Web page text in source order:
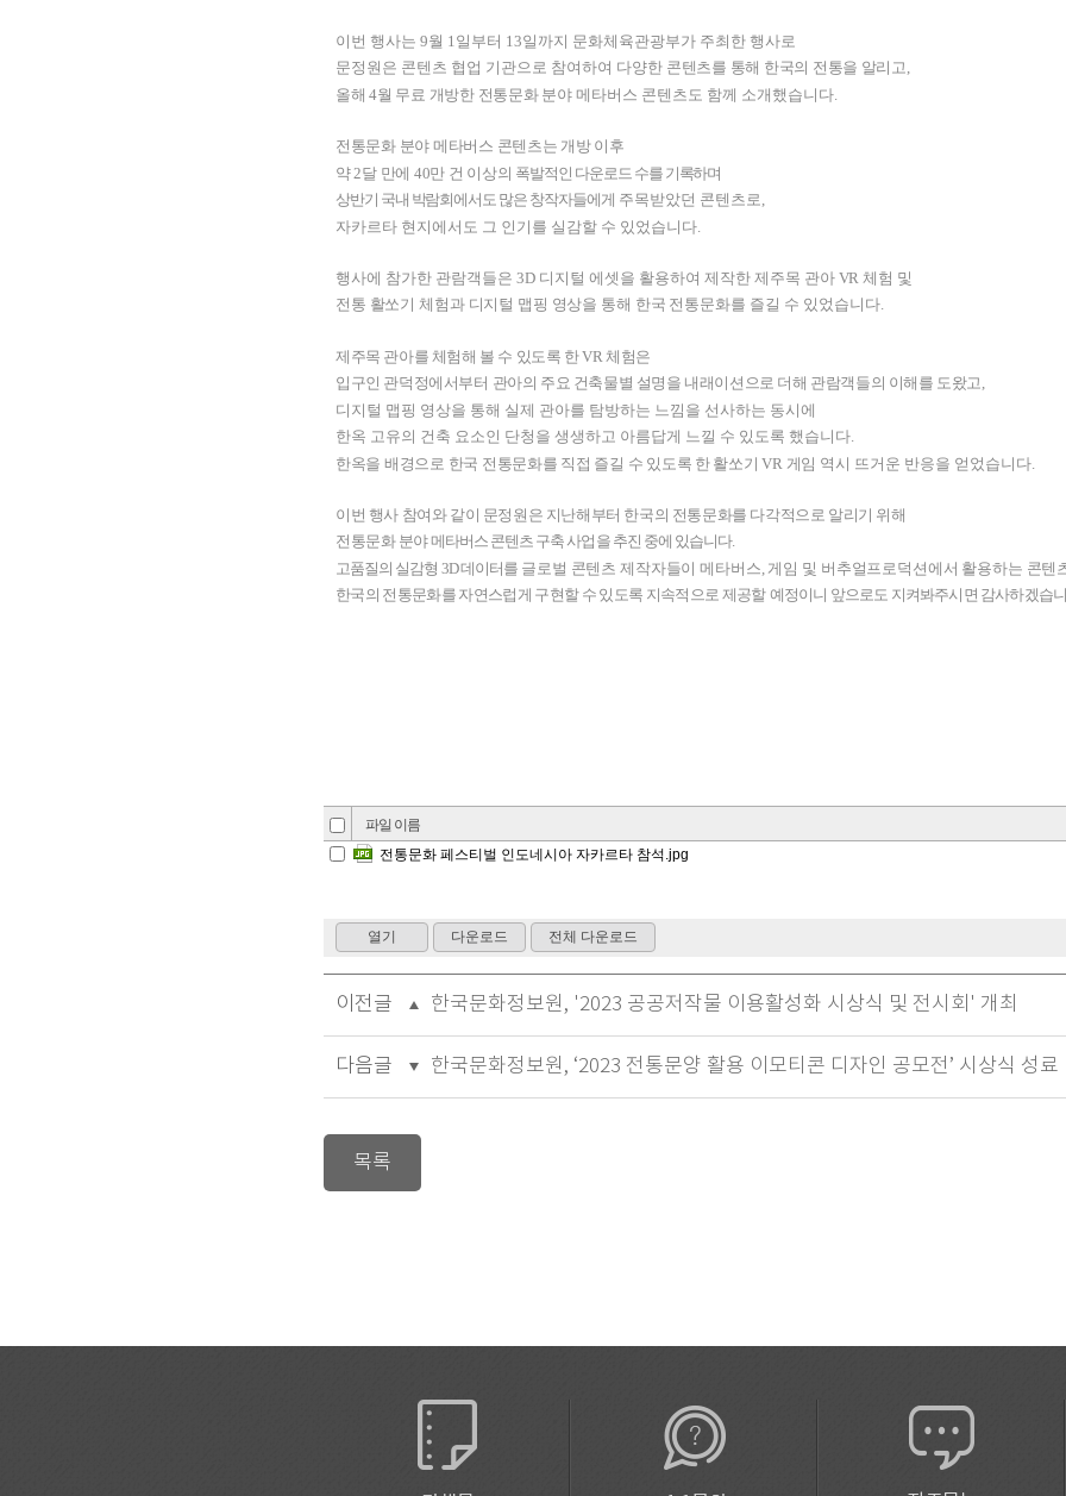
이번 행사는 9월 1일부터 13일까지 문화체육관광부가 주최한 행사로
문정원은 콘텐츠 협업 기관으로 참여하여 다양한 콘텐츠를 통해 한국의 전통을 알리고,
올해4월 무료 개방한 전통문화 분야 메타버스 콘텐츠도 함께 소개했습니다.
전통문화 분야 메타버스 콘텐츠는 개방 이후
약2달 만에 40만 건 이상의 폭발적인 다운로드 수를 기록하며
상반기 국내 박람회에서도 많은 창작자들에게 주목받았던 콘텐츠로,
자카르타 현지에서도 그 인기를 실감할 수 있었습니다.
행사에 참가한 관람객들은 3D 디지털 에셋을 활용하여 제작한 제주목 관아 VR체험 및
전통 활쏘기 체험과 디지털 맵핑 영상을 통해 한국 전통문화를 즐길 수 있었습니다.
제주목 관아를 체험해 볼 수 있도록 한VR체험은
입구인 관덕정에서부터 관아의 주요 건축물별 설명을 내래이션으로 더해 관람객들의 이해를 도왔고,
디지털 맵핑 영상을 통해 실제 관아를 탐방하는 느낌을 선사하는 동시에
한옥 고유의 건축 요소인 단청을 생생하고 아름답게 느낄 수 있도록 했습니다.
한옥을 배경으로 한국 전통문화를 직접 즐길 수 있도록 한 활쏘기VR 게임 역시 뜨거운 반응을 얻었습니다.
이번 행사 참여와 같이 문정원은 지난해부터 한국의 전통문화를 다각적으로 알리기 위해
전통문화 분야 메타버스 콘텐츠 구축 사업을 추진 중에 있습니다.
고품질의 실감형 3D데이터를 글로벌 콘텐츠 제작자들이 메타버스, 게임 및 버추얼프로덕션에서 활용하는 콘텐
한국의 전통문화를 자연스럽게 구현할 수 있도록 지속적으로 제공할 예정이니 앞으로도 지켜봐주시면 감사하겠습
이전글 한국문화정보원, '2023 공공저작물 이용활성화 시상식 및 전시회' 개최
다음글 한국문화정보원, ‘2023 전통문양 활용 이모티콘 디자인 공모전’ 시상식 성료
목록